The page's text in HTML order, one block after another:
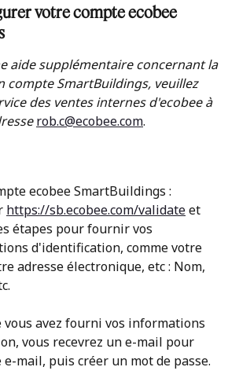
votre compte ecobee
aide supplémentaire concernant la
compte SmartBuildings, veuillez
des ventes internes d'ecobee à
rob.c@ecobee.com.
ecobee SmartBuildings :
https://sb.ecobee.com/validate et
étapes pour fournir vos
d'identification, comme votre
adresse électronique, etc : Nom,
vous avez fourni vos informations
vous recevrez un e-mail pour
mail, puis créer un mot de passe.